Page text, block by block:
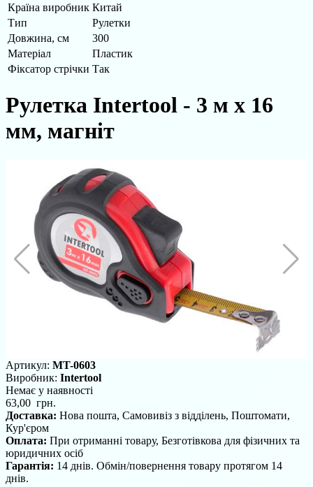
Країна виробник Китай
Тип
Рулетки
Довжина, см
300
Матеріал
Пластик
Фіксатор стрічки Так
Рулетка Intertool - 3 м x 16
мм, магніт
Артикул: MT-0603
Виробник: Intertool
Немає у наявності
63,00 грн.
Доставка: Нова пошта, Самовивіз з відділень, Поштомати,
Кур'єром
Оплата: При отриманні товару, Безготівкова для фізичних та
юридичних осіб
Гарантія: 14 днів. Обмін/повернення товару протягом 14
днів.